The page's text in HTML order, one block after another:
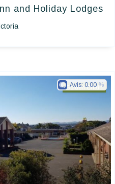
and Holiday Lodges
Golden Chain
Avis: 0.00